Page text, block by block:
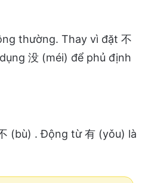
thường. Thay vì đặt 不
没 (méi) để phủ định
(bù) . Động từ 有 (yǒu) là